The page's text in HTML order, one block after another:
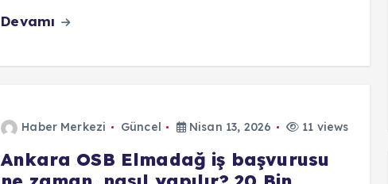
Devamı
Haber Merkezi Güncel Nisan 13, 2026 11 views
Ankara OSB Elmadağ iş başvurusu